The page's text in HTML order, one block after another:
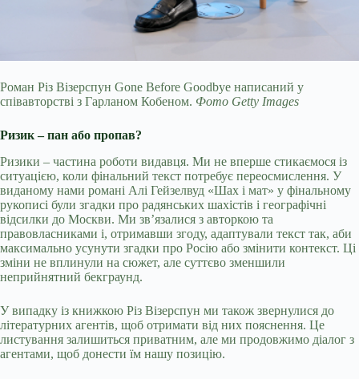
Роман Різ Візерспун Gone Before Goodbye написаний у
співавторстві з Гарланом Кобеном. Фото Getty Images
Ризик – пан або пропав?
Ризики – частина роботи видавця. Ми не вперше стикаємося із
ситуацією, коли фінальний текст потребує переосмислення. У
виданому нами романі Алі Гейзелвуд «Шах і мат» у фінальному
рукописі були згадки про радянських шахістів і географічні
відсилки до Москви. Ми звʼязалися з авторкою та
правовласниками і, отримавши згоду, адаптували текст так, аби
максимально усунути згадки про Росію або змінити контекст. Ці
зміни не вплинули на сюжет, але суттєво зменшили
неприйнятний бекграунд.
У випадку із книжкою Різ Візерспун ми також звернулися до
літературних агентів, щоб отримати від них пояснення. Це
листування залишиться приватним, але ми продовжимо діалог з
агентами, щоб донести їм нашу позицію.